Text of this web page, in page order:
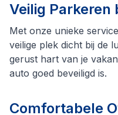
Veilig Parkeren
Met onze unieke
veilige plek dicht bij de
gerust hart van je
auto goed beveiligd is.
Comfortabele